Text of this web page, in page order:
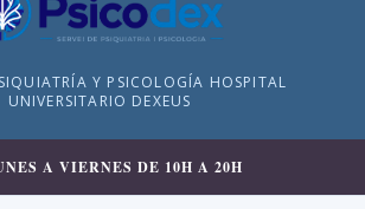
Y PSICOLOGÍA HOSPITAL
UNIVERSITARIO DEXEUS
A VIERNES DE 10H A 20H